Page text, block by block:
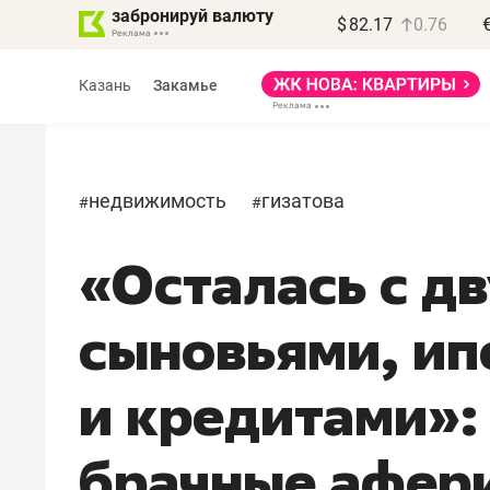
забронируй валюту $ 82.17 0.76
Казань Закамье
#недвижимость #гизатова
«Осталась с
сыновьями,
и
Василь Мазитов
МАРТ
«Не зная местных
правил, бизнес может
потерять минимум
полгода»